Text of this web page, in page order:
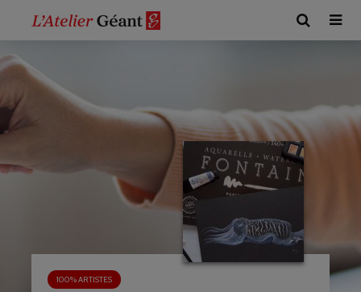
100% ARTISTES